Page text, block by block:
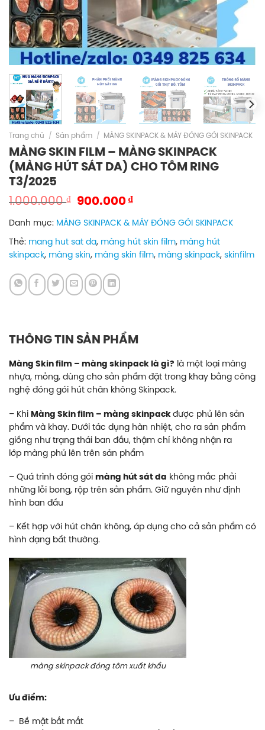
Trang chủ / Sản phẩm / MÀNG SKINPACK & MÁY ĐÓNG GÓI SKINPACK
MÀNG SKIN FILM – MÀNG SKINPACK
(MÀNG HÚT SÁT DA) CHO TÔM RING
T3/2025
1.000.000₫
Giá
là:
1.000.000 ₫.
900.000 ₫Giá
tại
là:
900.000 ₫.
Danh mục: MÀNG SKINPACK & MÁY ĐÓNG GÓI SKINPACK
Thẻ: mang hut sat da, màng hút skin film, màng hút
skinpack, màng skin, màng skin film, màng skinpack, skinfilm
THÔNG TIN SẢN PHẨM
Màng Skin film – màng skinpack là gì? là một loại màng
nhựa, mỏng, dùng cho sản phẩm đặt trong khay bằng công
nghệ đóng gói hút chân không Skinpack.
– Khi Màng Skin film – màng skinpack được phủ lên sản
phẩm và khay. Dưới tác dụng hàn nhiệt, cho ra sản phẩm
giống như trạng thái ban đầu, thậm chí không nhận ra
lớp màng phủ lên trên sản phẩm
– Quá trình đóng gói màng hút sát da không mắc phải
những lỗi bong, rộp trên sản phẩm. Giữ nguyên như định
hình ban đầu
– Kết hợp với hút chân không, áp dụng cho cả sản phẩm có
hình dạng bất thường.
màng skinpack đóng tôm xuất khẩu
Ưu điểm:
– Bề mặt bắt mắt